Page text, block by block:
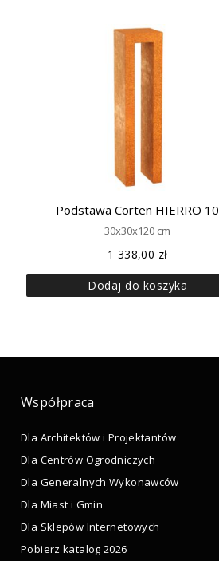
Podstawa Corten HIERRO 10
30x30x120 cm
1 338,00 zł
Dodaj do koszyka
Współpraca
Dla Architektów i Projektantów
Dla Centrów Ogrodniczych
Dla Generalnych Wykonawców
Dla Miast i Gmin
Dla Sklepów Internetowych
Pobierz katalog 2026